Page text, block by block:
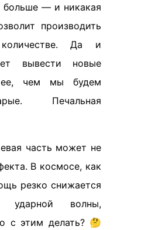
больше — и никакая
производить
Да и
вывести новые
чем мы будем
Печальная
часть может не
В космосе, как
резко снижается
ударной волны,
с этим делать? 🤔